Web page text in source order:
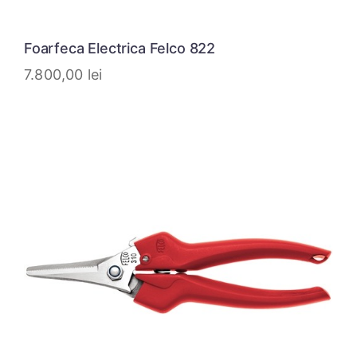
Foarfeca Electrica Felco 822
7.800,00 lei